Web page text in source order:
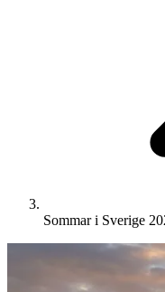
Sommar i Sverige